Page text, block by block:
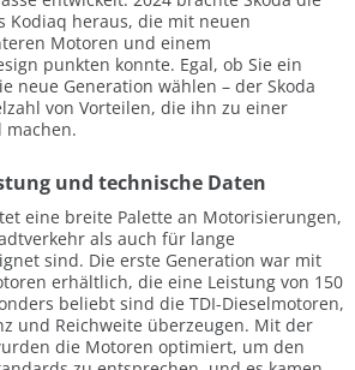
Kodiaq heraus, die mit neuen
Motoren und einem
punkten konnte. Egal, ob Sie ein
neue Generation wählen – der Skoda
von Vorteilen, die ihn zu einer
machen.
und technische Daten
eine breite Palette an Motorisierungen,
als auch für lange
sind. Die erste Generation war mit
erhältlich, die eine Leistung von 150
beliebt sind die TDI-Dieselmotoren,
und Reichweite überzeugen. Mit der
die Motoren optimiert, um den